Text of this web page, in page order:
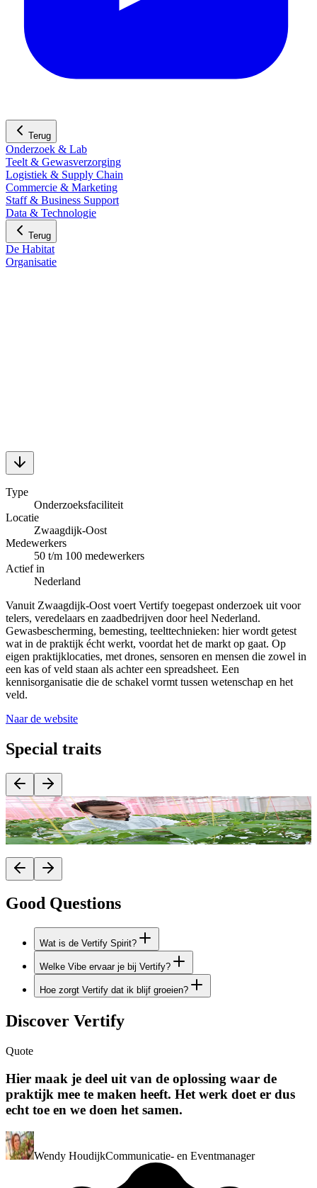
Terug
Onderzoek & Lab
Teelt & Gewasverzorging
Logistiek & Supply Chain
Commercie & Marketing
Staff & Business Support
Data & Technologie
Terug
De Habitat
Organisatie
Type
Onderzoeksfaciliteit
Locatie
Zwaagdijk-Oost
Medewerkers
50 t/m 100 medewerkers
Actief in
Nederland
Vanuit Zwaagdijk-Oost voert Vertify toegepast onderzoek uit voor
telers, veredelaars en zaadbedrijven door heel Nederland.
Gewasbescherming, bemesting, teelttechnieken: hier wordt getest
wat in de praktijk écht werkt, voordat het de markt op gaat. Op
eigen praktijklocaties, met drones, sensoren en mensen die zowel in
een kas of veld staan als achter een spreadsheet. Een
kennisorganisatie die de schakel vormt tussen wetenschap en het
veld.
Naar de website
Special traits
Vertify veredelt zelf niets, maar bezit wel de meest veelzijdige
agrarische testomgeving van Europa.
Good Questions
Wat is de Vertify Spirit?
Welke Vibe ervaar je bij Vertify?
Hoe zorgt Vertify dat ik blijf groeien?
Discover Vertify
Quote
Hier maak je deel uit van de oplossing waar de
praktijk mee te maken heeft. Het werk doet er dus
echt toe en we doen het samen.
Wendy HoudijkCommunicatie- en Eventmanager